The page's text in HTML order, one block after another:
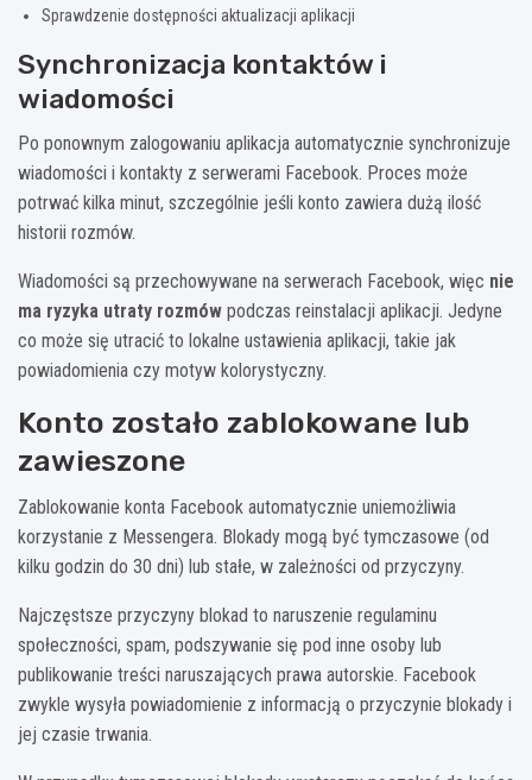
Sprawdzenie dostępności aktualizacji aplikacji
Synchronizacja kontaktów i
wiadomości
Po ponownym zalogowaniu aplikacja automatycznie synchronizuje
wiadomości i kontakty z serwerami Facebook. Proces może
potrwać kilka minut, szczególnie jeśli konto zawiera dużą ilość
historii rozmów.
Wiadomości są przechowywane na serwerach Facebook, więc nie
ma ryzyka utraty rozmów podczas reinstalacji aplikacji. Jedyne
co może się utracić to lokalne ustawienia aplikacji, takie jak
powiadomienia czy motyw kolorystyczny.
Konto zostało zablokowane lub
zawieszone
Zablokowanie konta Facebook automatycznie uniemożliwia
korzystanie z Messengera. Blokady mogą być tymczasowe (od
kilku godzin do 30 dni) lub stałe, w zależności od przyczyny.
Najczęstsze przyczyny blokad to naruszenie regulaminu
społeczności, spam, podszywanie się pod inne osoby lub
publikowanie treści naruszających prawa autorskie. Facebook
zwykle wysyła powiadomienie z informacją o przyczynie blokady i
jej czasie trwania.